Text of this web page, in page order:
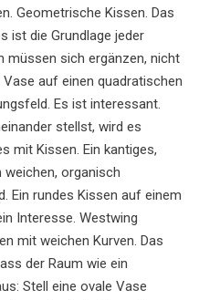
Geometrische Kissen. Das
ist die Grundlage jeder
müssen sich ergänzen, nicht
auf einen quadratischen
Es ist interessant.
stellst, wird es
mit Kissen. Ein kantiges,
organisch
Ein rundes Kissen auf einem
Interesse. Westwing
mit weichen Kurven. Das
der Raum wie ein
Stell eine ovale Vase